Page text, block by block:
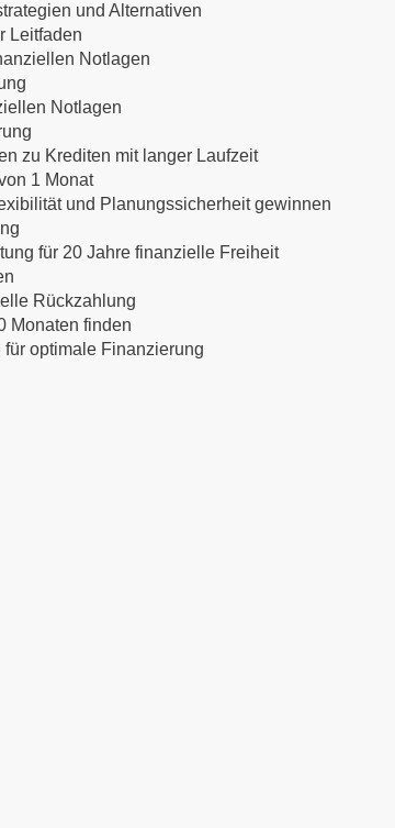
und Alternativen
Leitfaden
Notlagen
Notlagen
zu Krediten mit langer Laufzeit
1 Monat
und Planungssicherheit gewinnen
für 20 Jahre finanzielle Freiheit
Rückzahlung
Monaten finden
optimale Finanzierung